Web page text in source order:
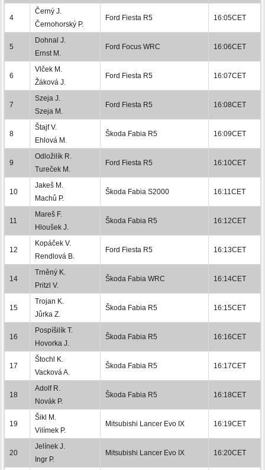
4
Černý J.
Černohorský P.
Ford Fiesta R5 16:05CET
5
Dohnal J.
Ernst M.
Ford Focus WRC 16:06CET
6
Vlček M.
Žáková J.
Ford Fiesta R5 16:07CET
7
Szeja J.
Szeja M.
Ford Fiesta R5 16:08CET
8
Štajf V.
Ehlová M.
Škoda Fabia R5 16:09CET
9
Odložilík R.
Tureček M.
Ford Fiesta R5 16:10CET
10
Jakeš M.
Machů P.
Škoda Fabia S2000 16:11CET
11
Mareš F.
Hloušek J.
Škoda Fabia R5 16:12CET
12
Kopáček V.
Rendlová B.
Ford Fiesta R5 16:13CET
14
Trněný K.
Pritzl V.
Škoda Fabia WRC 16:14CET
15
Trojan K.
Jůrka Z.
Škoda Fabia R5 16:15CET
16
Pospíšilík T.
Hovorka J.
Škoda Fabia R5 16:16CET
17
Štochl K.
Vacková A.
Škoda Fabia R5 16:17CET
18
Adolf R.
Novák P.
Škoda Fabia R5 16:18CET
19
Šikl M.
Vilímek P.
Mitsubishi Lancer Evo IX 16:19CET
20
Jelínek J.
Ingr P.
Mitsubishi Lancer Evo IX 16:20CET